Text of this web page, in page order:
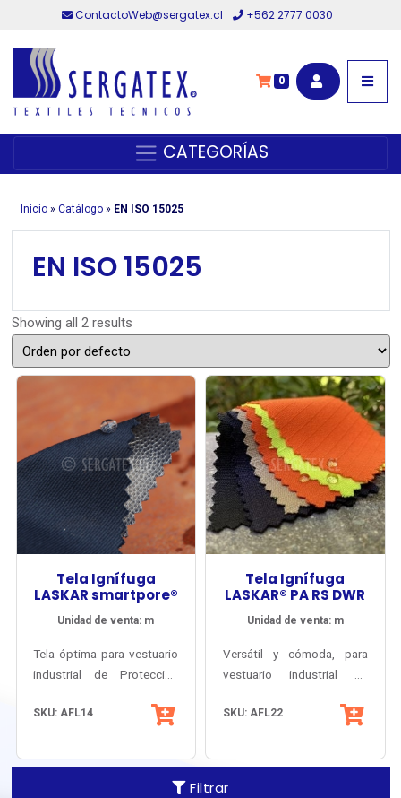
ContactoWeb@sergatex.cl +562 2777 0030
0
CATEGORÍAS
Inicio» Catálogo» EN ISO 15025
Filtrar
EN ISO 15025
Showing all 2 results
Tela Ignífuga
LASKAR smartpore®
Unidad de venta: m
Tela óptima para vestuario
industrial de Protección
y Arco Eléctrico.
antiestático.
SKU: AFL14
Tela Ignífuga
LASKAR® PA RS DWR
Unidad de venta: m
Versátil y cómoda, para
vestuario industrial de
Repentino y Arco Eléctrico,
y resistencia a las
antiestático.
SKU: AFL22